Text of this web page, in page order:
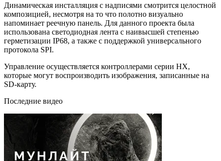
Динамическая инсталляция с надписями смотрится целостной
композицией, несмотря на то что полотно визуально
напоминает реечную панель. Для данного проекта была
использована светодиодная лента с наивысшей степенью
герметизации IP68, а также с поддержкой универсального
протокола SPI.
Управление осуществляется контроллерами серии НХ,
которые могут воспроизводить изображения, записанные на
SD-карту.
Последние видео